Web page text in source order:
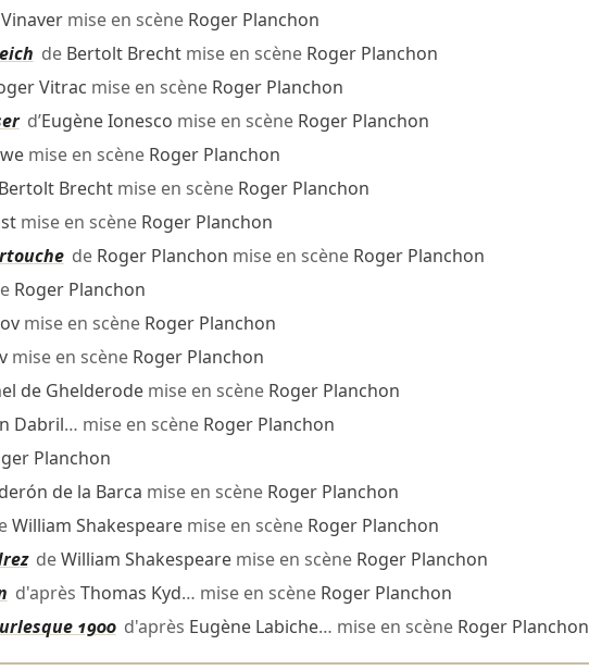
mise en scène Roger Planchon
de Bertolt Brechtmise en scène Roger Planchon
Vitrac mise en scène Roger Planchon
d’Eugène Ionesco mise en scène Roger Planchon
mise en scène Roger Planchon
Bertolt Brechtmise en scène Roger Planchon
mise en scène Roger Planchon
de Roger Planchon mise en scène Roger Planchon
Roger Planchon
mise en scène Roger Planchon
mise en scène Roger Planchon
de Ghelderodemise en scène Roger Planchon
Dabril… mise en scène Roger Planchon
Planchon
de la Barca mise en scène Roger Planchon
William Shakespearemise en scène Roger Planchon
deWilliam Shakespearemise en scène Roger Planchon
d'après Thomas Kyd… mise en scène Roger Planchon
1900d'après Eugène Labiche… mise en scène Roger Planchon